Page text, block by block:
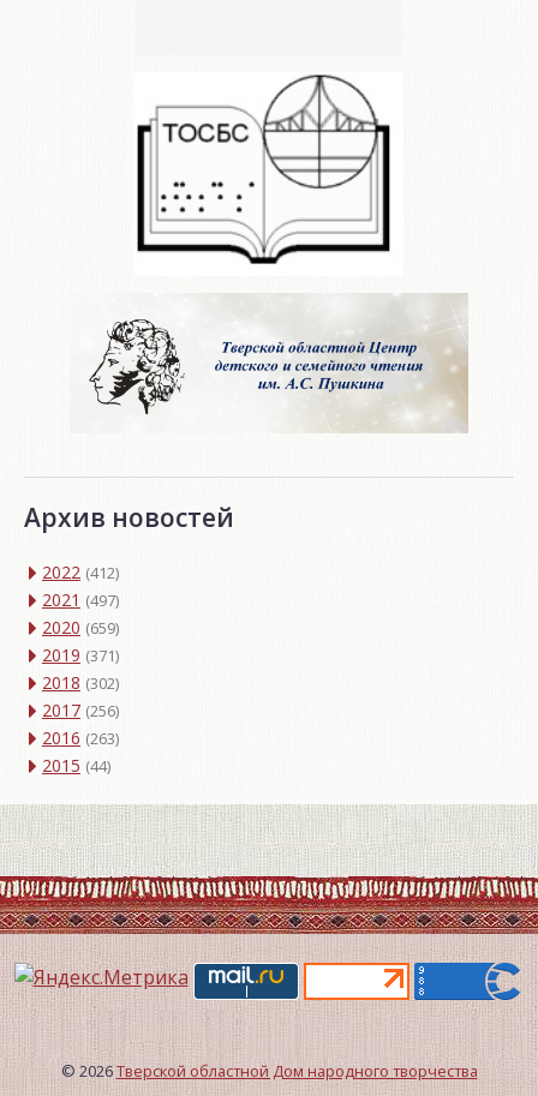
Архив новостей
2022 (412)
2021 (497)
2020 (659)
2019 (371)
2018 (302)
2017 (256)
2016 (263)
2015 (44)
© 2026Тверской областной Дом народного творчества